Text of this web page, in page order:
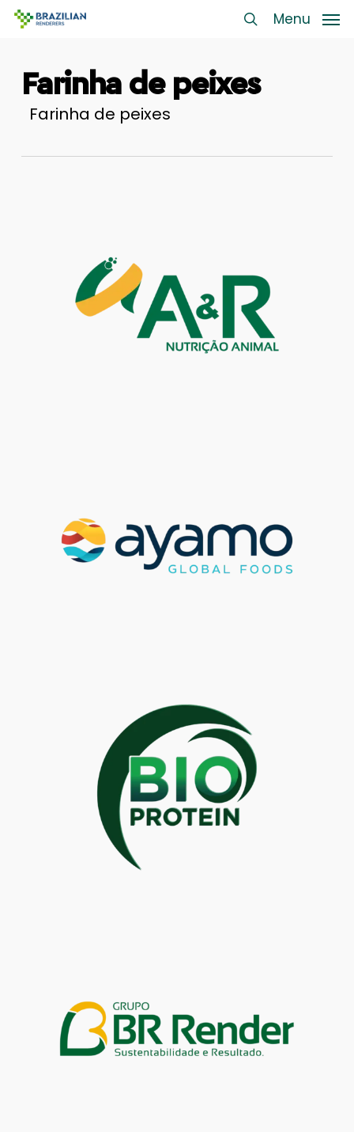
Skip
content
Menu
Farinha de peixes
Farinha de peixes
Menu